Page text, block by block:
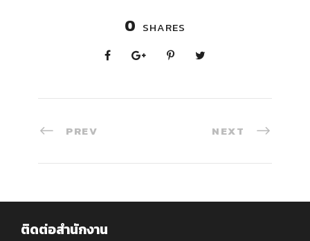
0 SHARES
PREV NEXT
ติดต่อสำนักงาน